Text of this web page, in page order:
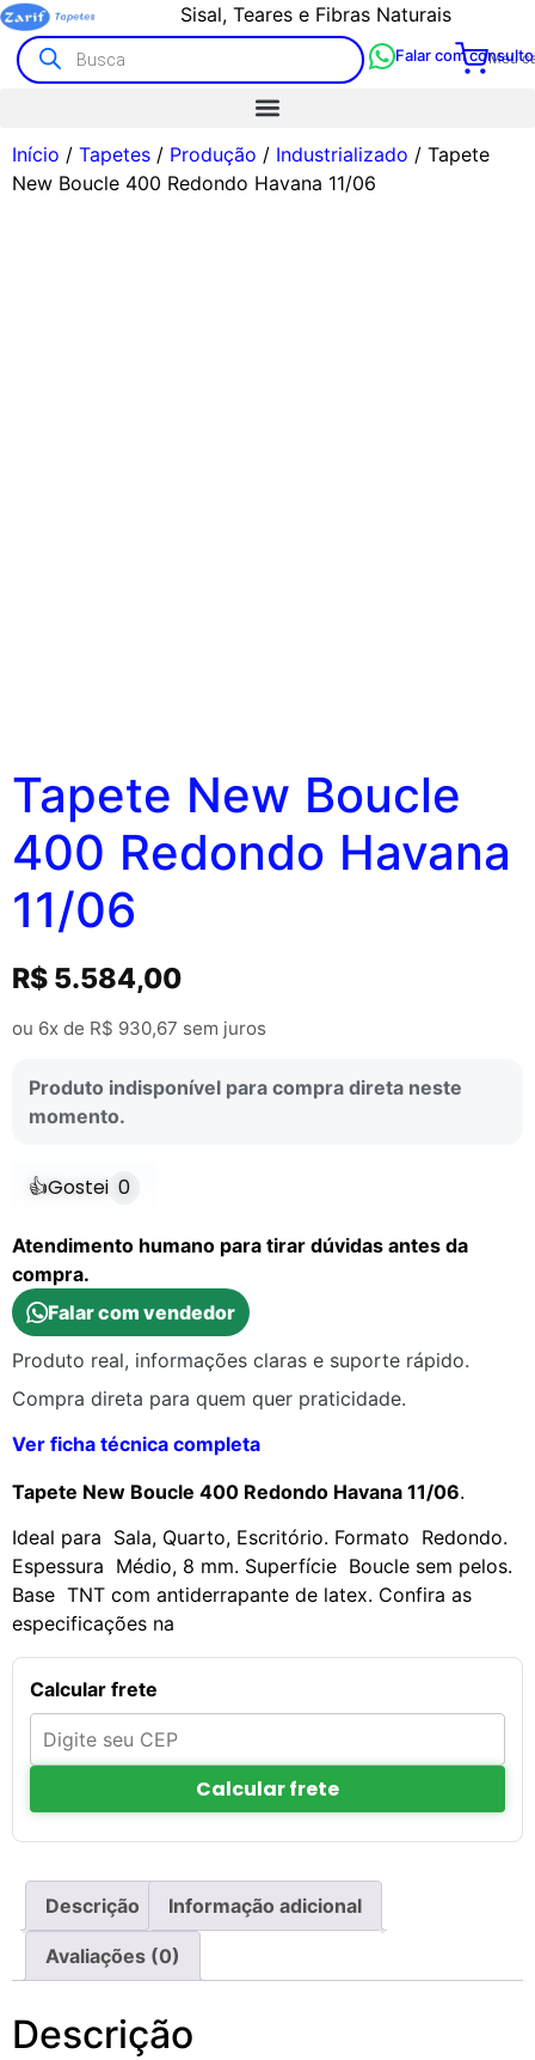
Sisal, Teares e Fibras Naturais
Meu
Falar com
Início / Tapetes / Produção / Industrializado / Tapete
New Boucle 400 Redondo Havana 11/06
Tapete New Boucle
400 Redondo Havana
11/06
R$ 5.584,00
ou 6x de R$ 930,67 sem juros
Produto indisponível para compra direta neste
momento.
👍Gostei 0
Atendimento humano para tirar dúvidas antes da
compra.
Falar com vendedor
Produto real, informações claras e suporte rápido.
Compra direta para quem quer praticidade.
Ver ficha técnica completa
Tapete New Boucle 400 Redondo Havana 11/06.
Ideal para Sala, Quarto, Escritório. Formato Redondo.
Espessura Médio, 8 mm. Superfície Boucle sem pelos.
Base TNT com antiderrapante de latex. Confira as
especificações na
Calcular frete
Calcular frete
Descrição Informação adicional
Avaliações (0)
Descrição